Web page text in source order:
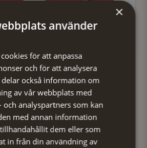
röd
×
använder
för att anpassa
och för att analysera
också information om
av vår webbplats med
och analyspartners som kan
med annan information
dem eller som
in från din användning av